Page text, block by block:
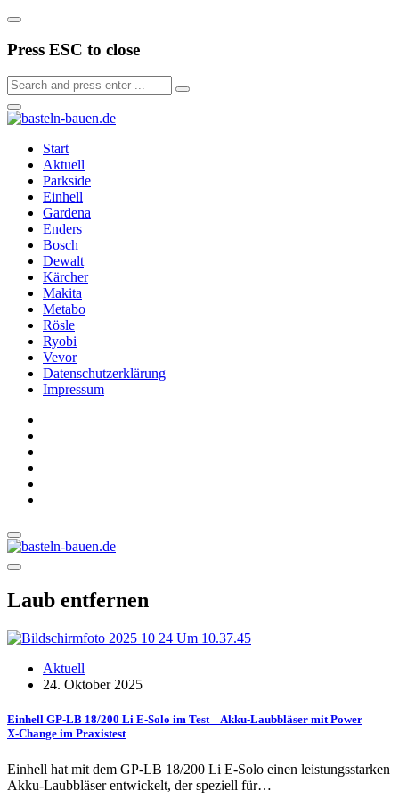
Press ESC to close
Start
Aktuell
Parkside
Einhell
Gardena
Enders
Bosch
Dewalt
Kärcher
Makita
Metabo
Rösle
Ryobi
Vevor
Datenschutzerklärung
Impressum
Laub entfernen
Aktuell
24. Oktober 2025
Einhell GP-LB 18/200 Li E-Solo im Test – Akku-Laubbläser mit Power
X‑Change im Praxistest
Einhell hat mit dem GP-LB 18/200 Li E-Solo einen leistungsstarken
Akku-Laubbläser entwickelt, der speziell für…